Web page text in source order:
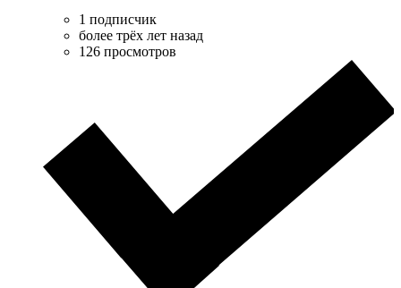
1 подписчик
более трёх лет назад
126 просмотров